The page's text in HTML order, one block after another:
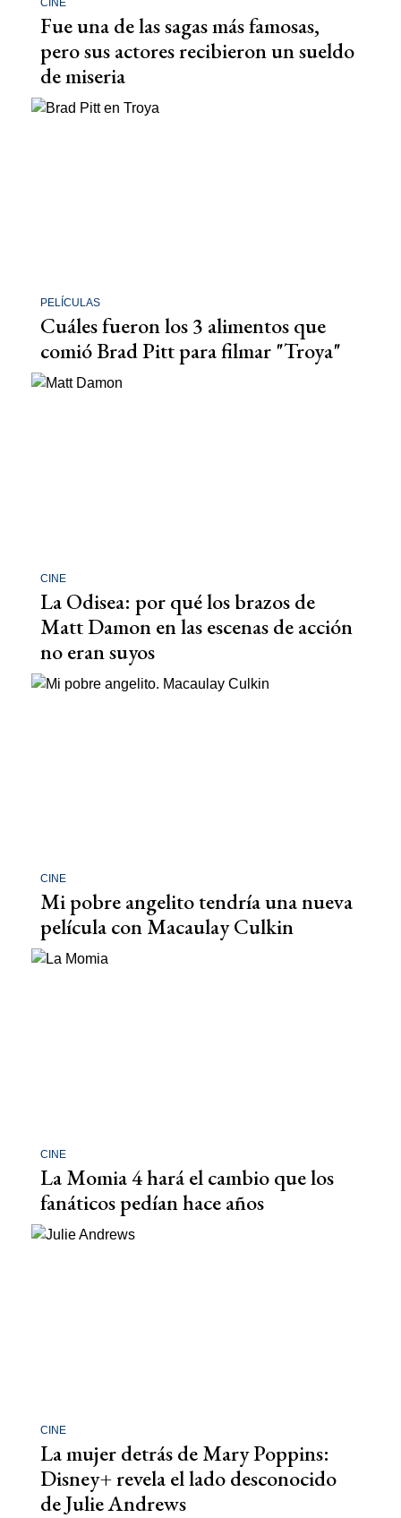
Fue una de las sagas más famosas,
pero sus actores recibieron un sueldo
de miseria
PELÍCULAS
Cuáles fueron los 3 alimentos que
comió Brad Pitt para filmar "Troya"
CINE
La Odisea: por qué los brazos de
Matt Damon en las escenas de acción
no eran suyos
CINE
Mi pobre angelito tendría una nueva
película con Macaulay Culkin
CINE
La Momia 4 hará el cambio que los
fanáticos pedían hace años
CINE
La mujer detrás de Mary Poppins:
Disney+ revela el lado desconocido
de Julie Andrews